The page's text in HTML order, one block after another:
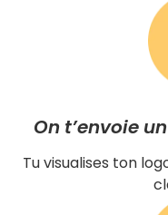
On t’envoie
Tu visualises ton